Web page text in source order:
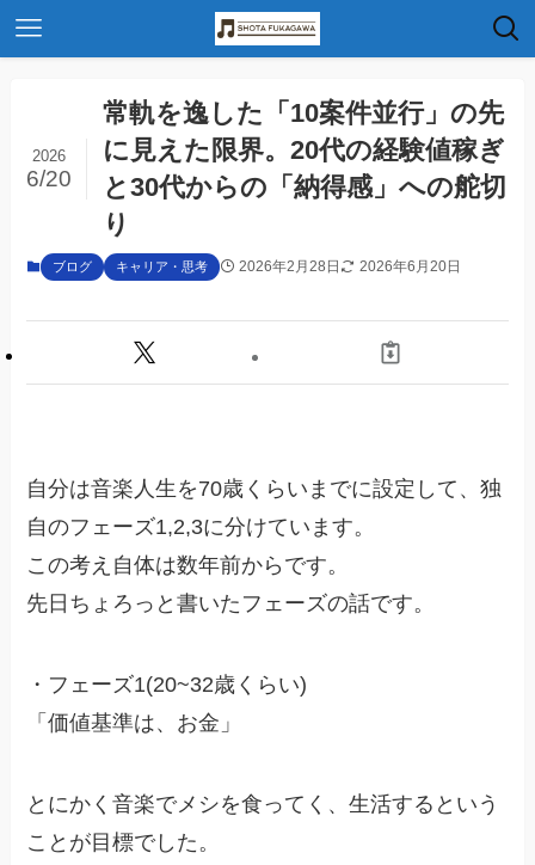
常軌を逸した「10案件並行」の先
に見えた限界。20代の経験値稼ぎ
と30代からの「納得感」への舵切
り
2026
6/20
ブログ キャリア・思考 2026年2月28日 2026年6月20日
自分は音楽人生を70歳くらいまでに設定して、独
自のフェーズ1,2,3に分けています。
この考え自体は数年前からです。
先日ちょろっと書いたフェーズの話です。
・フェーズ1(20~32歳くらい)
「価値基準は、お金」
とにかく音楽でメシを食ってく、生活するという
ことが目標でした。